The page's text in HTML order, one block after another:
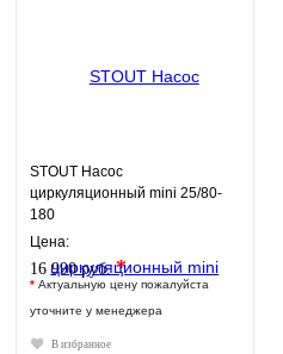
STOUT Насос
циркуляционный mini 25/80-
180
Цена:
16 990 руб.*
* Актуальную цену пожалуйста
уточните у менеджера
В избранное